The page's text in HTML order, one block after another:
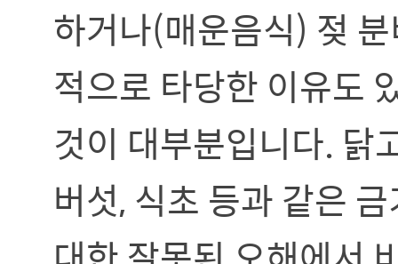
하거나(매운음식) 젖
적으로 타당한 이유도
것이 대부분입니다. 닭
버섯, 식초 등과 같은